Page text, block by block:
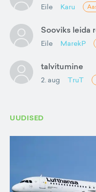
Eile Karu
Sooviks leida
Eile MarekP
talvitumine
2. aug TruT
UUDISED